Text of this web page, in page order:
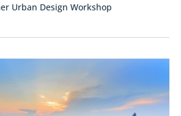
Urban Design Workshop